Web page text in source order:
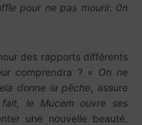
pour ne pas mourir. 0n
des rapports différents
comprendra ? « On ne
donne la pêche , assure
fait, le Mucem ouvre ses
une nouvelle beauté,